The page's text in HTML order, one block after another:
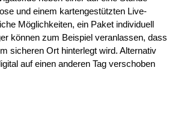
und einem kartengestützten Live-
Möglichkeiten, ein Paket individuell
können zum Beispiel veranlassen, dass
sicheren Ort hinterlegt wird. Alternativ
auf einen anderen Tag verschoben